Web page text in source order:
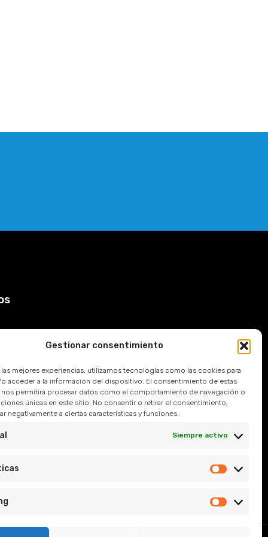
Gestionar consentimiento
las mejores experiencias, utilizamos tecnologías como las cookies para
o acceder a la información del dispositivo. El consentimiento de estas
permitirá procesar datos como el comportamiento de navegación o
únicas en este sitio. No consentir o retirar el consentimiento,
negativamente a ciertas características y funciones.
Siempre activo
Frecuentes
Privacidad